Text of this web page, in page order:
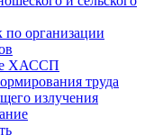
организации
ХАССП
труда
излучения